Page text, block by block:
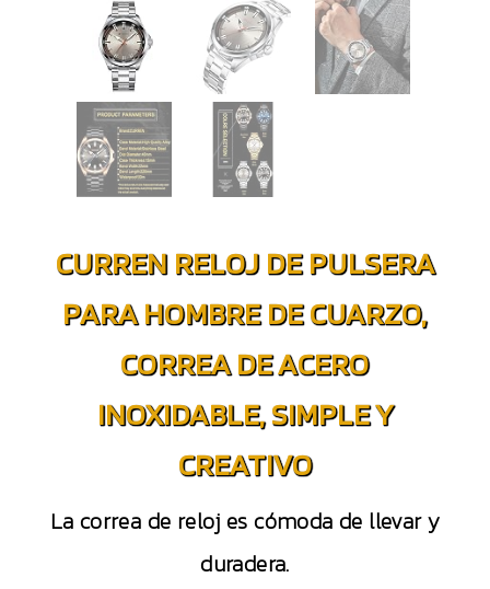
CURREN RELOJ DE PULSERA
PARA HOMBRE DE CUARZO,
CORREA DE ACERO
INOXIDABLE, SIMPLE Y
CREATIVO
La correa de reloj es cómoda de llevar y
duradera.